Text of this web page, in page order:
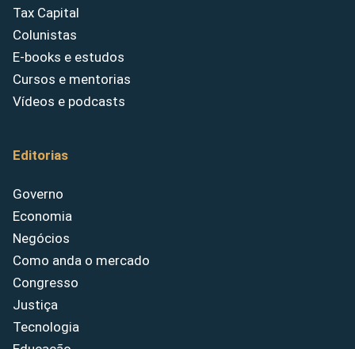
Tax Capital
Colunistas
E-books e estudos
Cursos e mentorias
Vídeos e podcasts
Editorias
Governo
Economia
Negócios
Como anda o mercado
Congresso
Justiça
Tecnologia